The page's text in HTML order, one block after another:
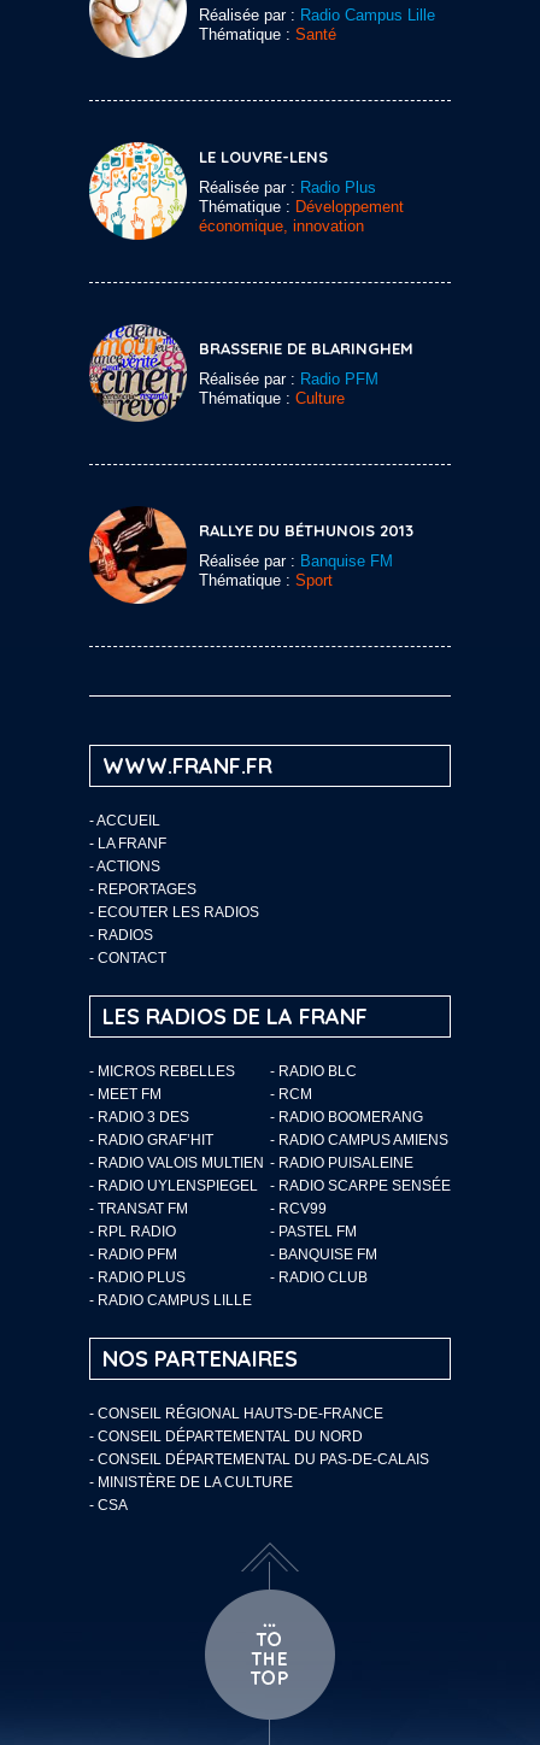
Réalisée par : Radio Campus Lille
Thématique : Santé
LE LOUVRE-LENS
Réalisée par : Radio Plus
Thématique : Développement
économique, innovation
BRASSERIE DE BLARINGHEM
Réalisée par : Radio PFM
Thématique : Culture
RALLYE DU BÉTHUNOIS 2013
Réalisée par : Banquise FM
Thématique : Sport
WWW.FRANF.FR
-ACCUEIL
- LA FRANF
-ACTIONS
- REPORTAGES
- ECOUTER LES RADIOS
- RADIOS
- CONTACT
LES RADIOS DE LA FRANF
- MICROS REBELLES
- RADIO BLC
- MEET FM
- RCM
- RADIO 3 DES
- RADIO BOOMERANG
- RADIO GRAF’HIT
- RADIO CAMPUS AMIENS
- RADIO VALOIS MULTIEN - RADIO PUISALEINE
- RADIO UYLENSPIEGEL
- RADIO SCARPE SENSÉE
- TRANSAT FM
- RCV99
- RPL RADIO
- PASTEL FM
- RADIO PFM
- BANQUISE FM
- RADIO PLUS
- RADIO CLUB
- RADIO CAMPUS LILLE
NOS PARTENAIRES
- CONSEIL RÉGIONAL HAUTS-DE-FRANCE
- CONSEIL DÉPARTEMENTAL DU NORD
- CONSEIL DÉPARTEMENTAL DU PAS-DE-CALAIS
- MINISTÈRE DE LA CULTURE
- CSA